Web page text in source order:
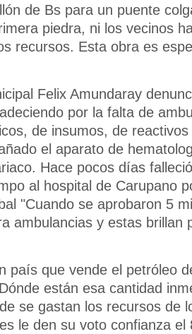
de Bs para un puente
piedra, ni los vecinos
recursos. Esta obra es
Felix Amundaray
por la falta de
de insumos, de
el aparato de
Hace pocos días
al hospital de Carupano
"Cuando se aprobaron 5
ambulancias y estas brillan
país que vende el petróleo
están esa cantidad
se gastan los recursos de
le den su voto confianza